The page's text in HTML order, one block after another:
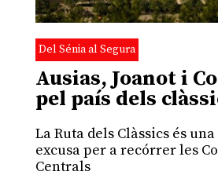
Del Sénia al Segura
Ausias, Joanot i
pel país dels
La Ruta dels Clàssics és
excusa per a recórrer les
Centrals